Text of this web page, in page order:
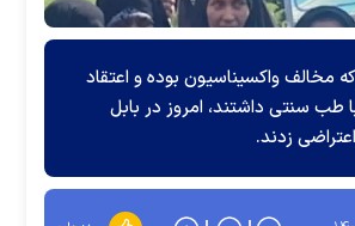
مخالف واکسیناسیون بوده و اعتقاد
طب سنتی داشتند، امروز در بابل
زدند.